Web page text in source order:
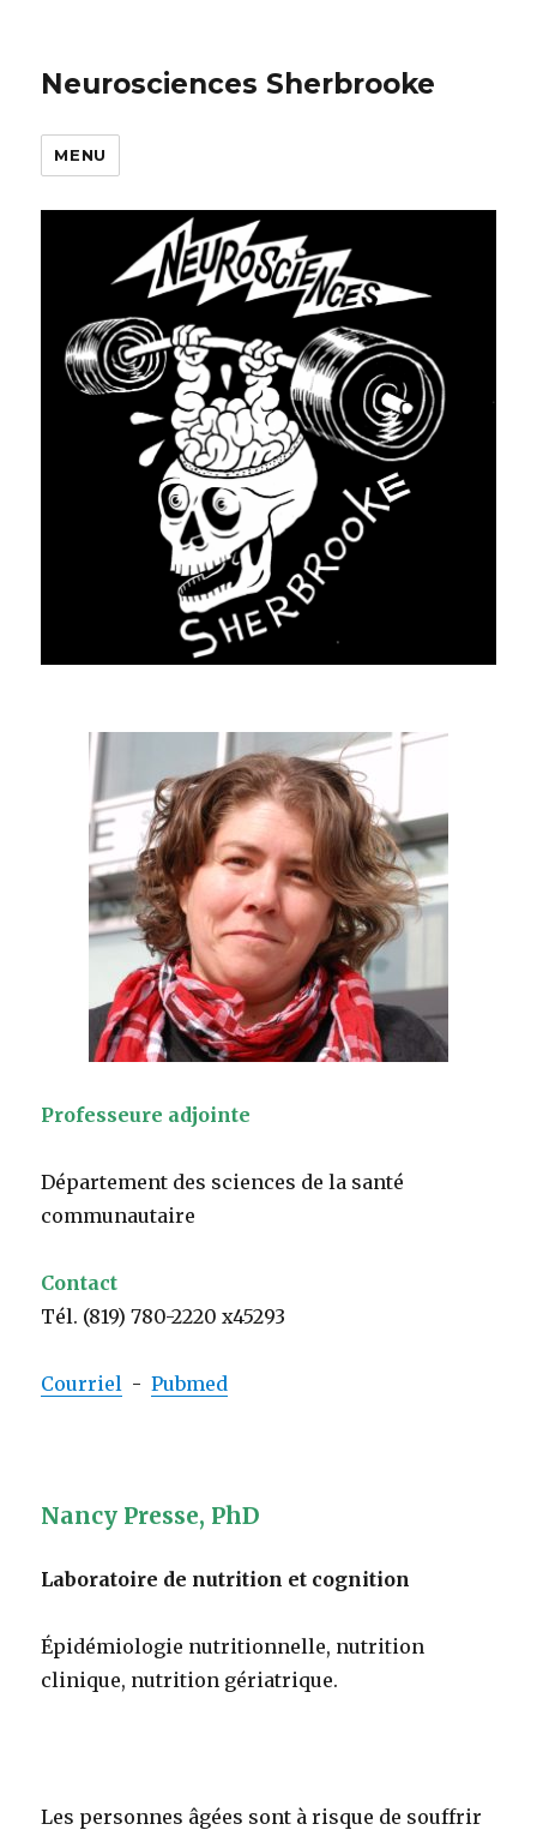
Neurosciences Sherbrooke
MENU
Professeure adjointe
Département des sciences de la santé
communautaire
Contact
Tél. (819) 780-2220 x45293
Courriel -Pubmed
Nancy Presse, PhD
Laboratoire de nutrition et cognition
Épidémiologie nutritionnelle, nutrition
clinique, nutrition gériatrique.
Les personnes âgées sont à risque de souffrir